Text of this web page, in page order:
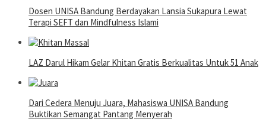
Dosen UNISA Bandung Berdayakan Lansia Sukapura Lewat
Terapi SEFT dan Mindfulness Islami
LAZ Darul Hikam Gelar Khitan Gratis Berkualitas Untuk 51 Anak
Dari Cedera Menuju Juara, Mahasiswa UNISA Bandung
Buktikan Semangat Pantang Menyerah